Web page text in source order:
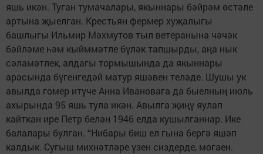
яшь икән. Туган тумачалары, якыннары бәйрәм өстәле
артына җыелган. Крестьян фермер хуҗалыгы
башлыгы Ильмир Мәхмутов тыл ветеранына чәчәк
бәйләме һәм кыйммәтле бүләк тапшырды, аңа нык
сәламәтлек, алдагы тормышында да якыннары
арасында бүгенгедәй матур яшәвен теләде. Шушы ук
авылда гомер итүче Анна Ивановага да быелның июль
ахырында 95 яшь тула икән. Авылга җиңү яулап
кайткан ире Петр белән 1946 елда кушылганнар. Ике
балалары булган. “Нибары биш ел гына бергә яшәп
калдык. Сугыш михнәтләре үзен сиздерде, могаен.